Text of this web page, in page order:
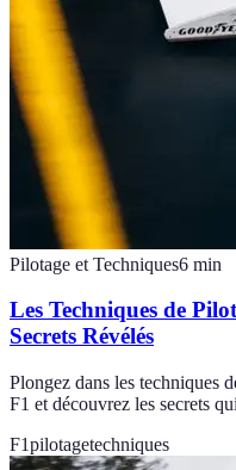
Pilotage et Techniques6 min
Les Techniques de
Secrets Révélés
Plongez dans les techniques
F1 et découvrez les secrets
F1pilotagetechniques